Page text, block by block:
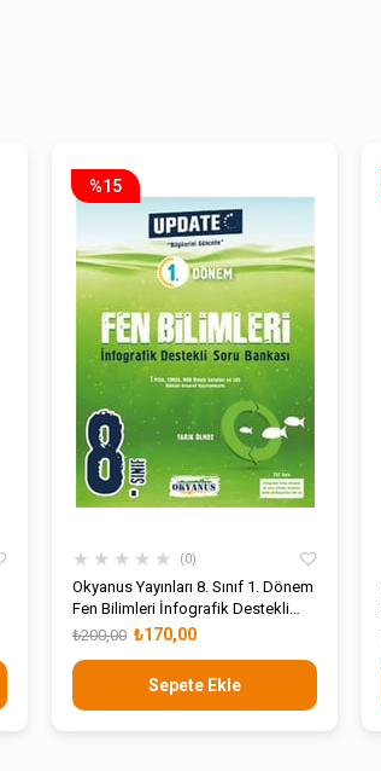
★ ★ ★ ★ ★ 0
Okyanus Yayınları 8. Sınıf 1. Dönem
Fen Bilimleri İnfografik Destekli
Update Soru Bankası
₺170,00
₺200,00
Sepete Ekle
%15